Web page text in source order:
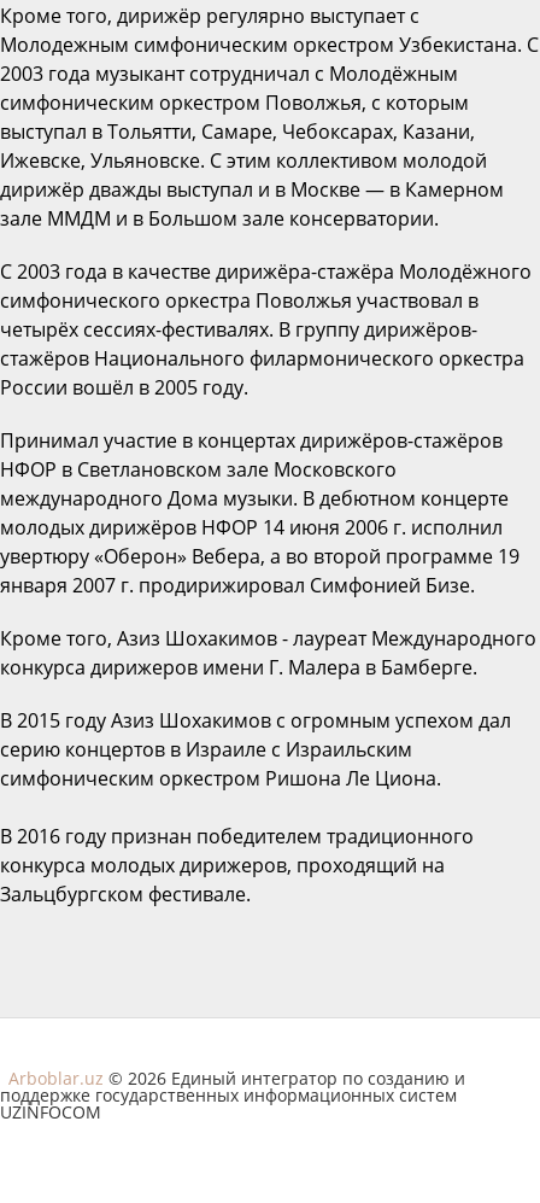
Кроме того, дирижёр регулярно выступает с
Молодежным симфоническим оркестром Узбекистана. С
2003 года музыкант сотрудничал с Молодёжным
симфоническим оркестром Поволжья, с которым
выступал в Тольятти, Самаре, Чебоксарах, Казани,
Ижевске, Ульяновске. С этим коллективом молодой
дирижёр дважды выступал и в Москве — в Камерном
зале ММДМ и в Большом зале консерватории.
С 2003 года в качестве дирижёра-стажёра Молодёжного
симфонического оркестра Поволжья участвовал в
четырёх сессиях-фестивалях. В группу дирижёров-
стажёров Национального филармонического оркестра
России вошёл в 2005 году.
Принимал участие в концертах дирижёров-стажёров
НФОР в Светлановском зале Московского
международного Дома музыки. В дебютном концерте
молодых дирижёров НФОР 14 июня 2006 г. исполнил
увертюру «Оберон» Вебера, а во второй программе 19
января 2007 г. продирижировал Симфонией Бизе.
Кроме того, Азиз Шохакимов - лауреат Международного
конкурса дирижеров имени Г. Малера в Бамберге.
В 2015 году Азиз Шохакимов с огромным успехом дал
серию концертов в Израиле с Израильским
симфоническим оркестром Ришона Ле Циона.
В 2016 году признан победителем традиционного
конкурса молодых дирижеров, проходящий на
Зальцбургском фестивале.
Arboblar.uz © 2026 Единый интегратор по созданию и
поддержке государственных информационных систем
UZINFOCOM